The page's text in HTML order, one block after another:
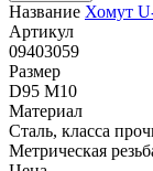
Название Хомут
Артикул
09403059
Размер
D95 M10
Материал
Сталь, класса
Метрическая